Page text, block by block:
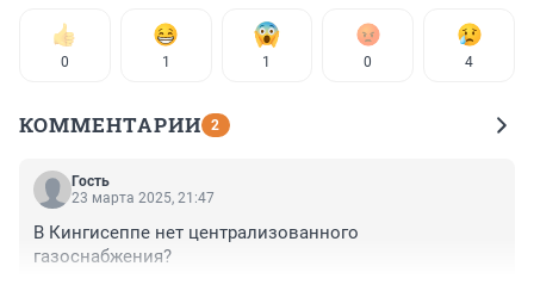
0 1 1 0 4
КОММЕНТАРИИ 2
Гость
23 марта 2025, 21:47
В Кингисеппе нет централизованного
газоснабжения?